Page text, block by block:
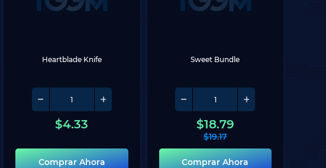
Heartblade Knife
$4.33
Comprar Ahora
Sweet Bundle
$18.79
$19.17
Comprar Ahora